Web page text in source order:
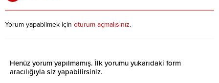
Yorum yapabilmek için oturum açmalısınız.
Henüz yorum yapılmamış. İlk yorumu yukarıdaki form
aracılığıyla siz yapabilirsiniz.